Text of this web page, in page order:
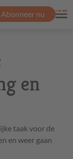
Abonneer nu
en
taak voor de
en weer gaan